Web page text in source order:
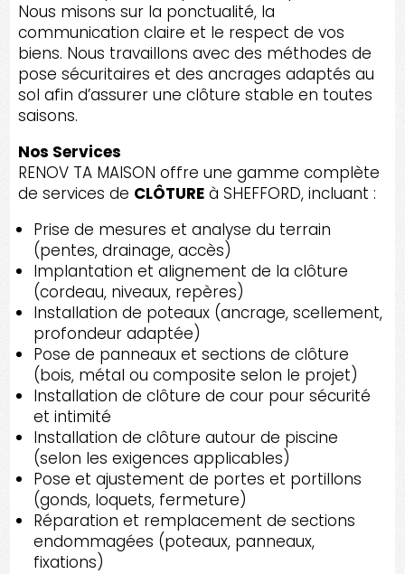
Nous misons sur la ponctualité, la
communication claire et le respect de vos
biens. Nous travaillons avec des méthodes de
pose sécuritaires et des ancrages adaptés au
sol afin d’assurer une clôture stable en toutes
saisons.
Nos Services
RENOV TA MAISON offre une gamme complète
de services de CLÔTUREà SHEFFORD, incluant :
Prise de mesures et analyse du terrain
(pentes, drainage, accès)
Implantation et alignement de la clôture
(cordeau, niveaux, repères)
Installation de poteaux (ancrage, scellement,
profondeur adaptée)
Pose de panneaux et sections de clôture
(bois, métal ou composite selon le projet)
Installation de clôture de cour pour sécurité
et intimité
Installation de clôture autour de piscine
(selon les exigences applicables)
Pose et ajustement de portes et portillons
(gonds, loquets, fermeture)
Réparation et remplacement de sections
endommagées (poteaux, panneaux,
fixations)